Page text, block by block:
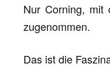
Nur Corning, mit
zugenommen.
Das ist die